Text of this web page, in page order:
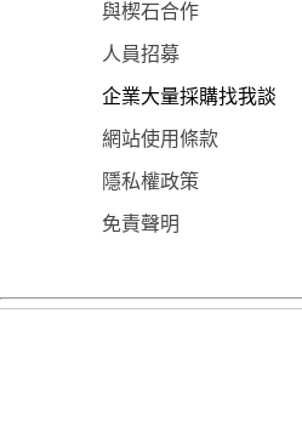
與楔石合作
人員招募
企業大量採購找我談
網站使用條款
隱私權政策
免責聲明